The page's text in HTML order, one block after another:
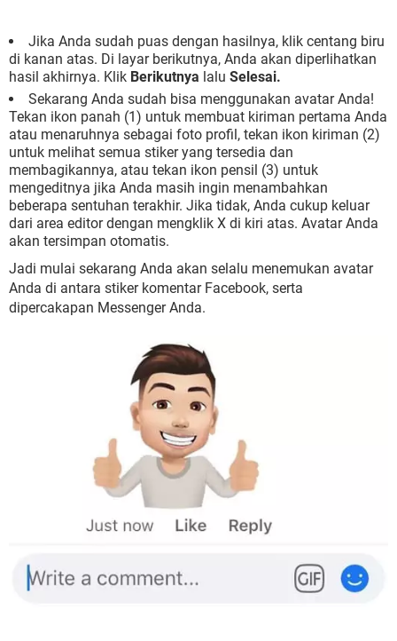
Jika Anda sudah puas dengan hasilnya, klik centang biru
di kanan atas. Di layar berikutnya, Anda akan diperlihatkan
hasil akhirnya. Klik Berikutnya lalu Selesai.
Sekarang Anda sudah bisa menggunakan avatar Anda!
Tekan ikon panah (1) untuk membuat kiriman pertama Anda
atau menaruhnya sebagai foto profil, tekan ikon kiriman (2)
untuk melihat semua stiker yang tersedia dan
membagikannya, atau tekan ikon pensil (3) untuk
mengeditnya jika Anda masih ingin menambahkan
beberapa sentuhan terakhir. Jika tidak, Anda cukup keluar
dari area editor dengan mengklik X di kiri atas. Avatar Anda
akan tersimpan otomatis.
Jadi mulai sekarang Anda akan selalu menemukan avatar
Anda di antara stiker komentar Facebook, serta
dipercakapan Messenger Anda.